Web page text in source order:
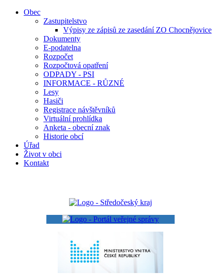
Obec
Zastupitelstvo
Výpisy ze zápisů ze zasedání ZO Chocnějovice
Dokumenty
E-podatelna
Rozpočet
Rozpočtová opatření
ODPADY - PSI
INFORMACE - RŮZNÉ
Lesy
Hasiči
Registrace návštěvníků
Virtuální prohlídka
Anketa - obecní znak
Historie obcí
Úřad
Život v obci
Kontakt